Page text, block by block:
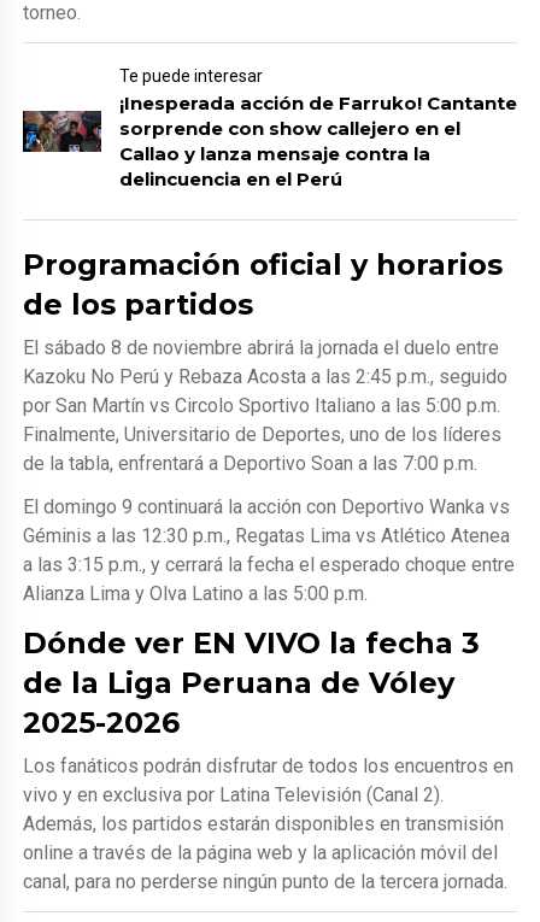
torneo.
Te puede interesar
¡Inesperada acción de Farruko! Cantante
sorprende con show callejero en el
Callao y lanza mensaje contra la
delincuencia en el Perú
Programación oficial y horarios
de los partidos
El sábado 8 de noviembre abrirá la jornada el duelo entre
Kazoku No Perú y Rebaza Acosta a las 2:45 p.m., seguido
por San Martín vs Circolo Sportivo Italiano a las 5:00 p.m.
Finalmente, Universitario de Deportes, uno de los líderes
de la tabla, enfrentará a Deportivo Soan a las 7:00 p.m.
El domingo 9 continuará la acción con Deportivo Wanka vs
Géminis a las 12:30 p.m., Regatas Lima vs Atlético Atenea
a las 3:15 p.m., y cerrará la fecha el esperado choque entre
Alianza Lima y Olva Latino a las 5:00 p.m.
Dónde ver EN VIVO la fecha 3
de la Liga Peruana de Vóley
2025-2026
Los fanáticos podrán disfrutar de todos los encuentros en
vivo y en exclusiva por Latina Televisión (Canal 2).
Además, los partidos estarán disponibles en transmisión
online a través de la página web y la aplicación móvil del
canal, para no perderse ningún punto de la tercera jornada.